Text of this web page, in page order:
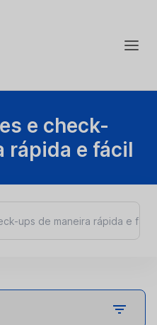
e check-
rápida e fácil